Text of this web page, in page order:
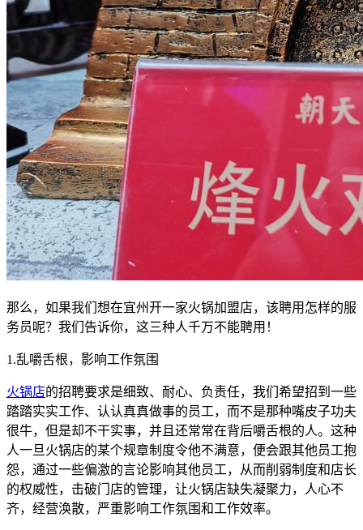
那么，如果我们想在宜州开一家火锅加盟店，该聘用怎样的服
务员呢？我们告诉你，这三种人千万不能聘用！
1.乱嚼舌根，影响工作氛围
火锅店的招聘要求是细致、耐心、负责任，我们希望招到一些
踏踏实实工作、认认真真做事的员工，而不是那种嘴皮子功夫
很牛，但是却不干实事，并且还常常在背后嚼舌根的人。这种
人一旦火锅店的某个规章制度令他不满意，便会跟其他员工抱
怨，通过一些偏激的言论影响其他员工，从而削弱制度和店长
的权威性，击破门店的管理，让火锅店缺失凝聚力，人心不
齐，经营涣散，严重影响工作氛围和工作效率。